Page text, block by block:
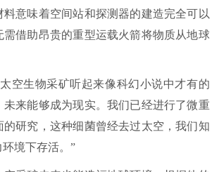
意味着空间站和探测器的建造完全可以
需借助昂贵的重型运载火箭将物质从地球
生物采矿听起来像科幻小说中才有的
未来能够成为现实。我们已经进行了微重
的研究，这种细菌曾经去过太空，我们知
境下存活。”